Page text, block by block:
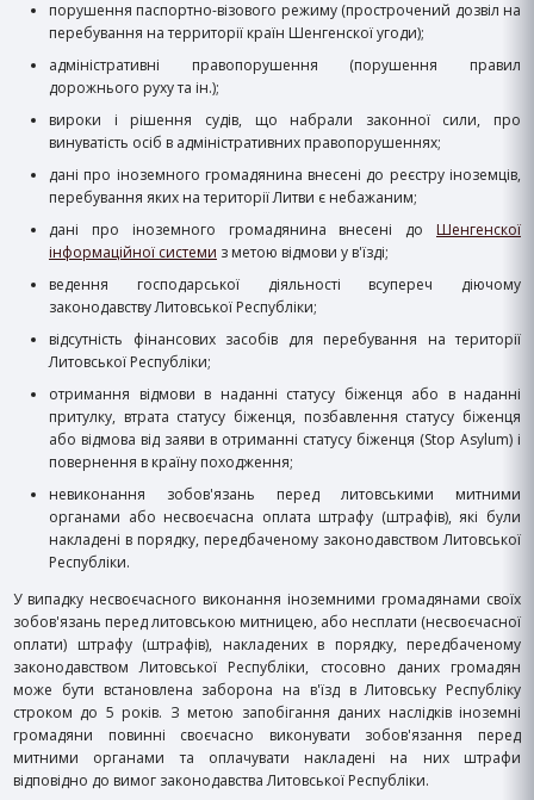
порушення паспортно-візового режиму (прострочений дозвіл на
перебування на территорії країн Шенгенскої угоди);
адміністративні правопорушення (порушення правил
дорожнього руху та ін.);
вироки і рішення судів, що набрали законної сили, про
винуватість осіб в адміністративних правопорушеннях;
дані про іноземного громадянина внесені до реєстру іноземців,
перебування яких на території Литви є небажаним;
дані про іноземного громадянина внесені до Шенгенскої
інформаційної системи з метою відмови у в'їзді;
​ведення господарської діяльності всупереч діючому
законодавству Литовської Республіки;
відсутність фінансових засобів для перебування на території
Литовської Республіки;
отримання відмови в наданні статусу біженця або в наданні
притулку, втрата статусу біженця, позбавлення статусу біженця
або відмова від заяви в отриманні статусу біженця (Stop Asylum) і
повернення в країну походження;
невиконання зобов'язань перед литовськими митними
органами або несвоєчасна оплата штрафу (штрафів), які були
накладені в порядку, передбаченому законодавством Литовської
Республіки.
У випадку несвоєчасного виконання іноземними громадянами своїх
зобов'язань перед литовською митницею, або несплати (несвоєчасної
оплати) штрафу (штрафів), накладених в порядку, передбаченому
законодавством Литовської Республіки, стосовно даних громадян
може бути встановлена заборона на в'їзд в Литовську Республіку
строком до 5 років. З метою запобігання даних наслідків іноземні
громадяни повинні своєчасно виконувати зобов'язання перед
митними органами та оплачувати накладені на них штрафи
відповідно до вимог законодавства Литовської Республіки.